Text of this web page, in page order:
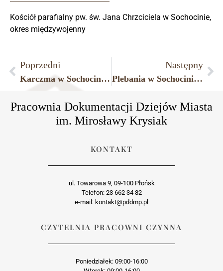
Kościół parafialny pw. św. Jana Chrzciciela w Sochocinie,
okres międzywojenny
Poprzedni
Karczma w Sochocinie, lata międzywojenne
Następny
Plebania w Sochocinie, lata międzywojenne
Pracownia Dokumentacji Dziejów Miasta
im. Mirosławy Krysiak
KONTAKT
ul. Towarowa 9, 09-100 Płońsk
Telefon: 23 662 34 82
e-mail: kontakt@pddmp.pl
CZYTELNIA PRACOWNI CZYNNA
Poniedziałek: 09:00-16:00